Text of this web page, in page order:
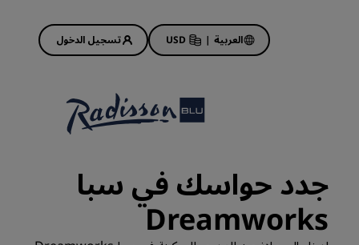
العربية |
USD تسجيل الدخول
عروض الفنادق
ابدأ الآن لربح الكثير
Deals of the Day
احجز مقدمًا
جدد حواسك في سبا
Dreamworks